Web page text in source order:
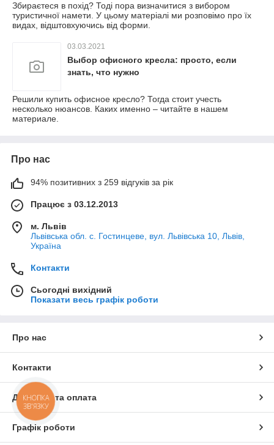
Збираєтеся в похід? Тоді пора визначитися з вибором
туристичної намети. У цьому матеріалі ми розповімо про їх
видах, відштовхуючись від форми.
03.03.2021
Выбор офисного кресла: просто, если
знать, что нужно
Решили купить офисное кресло? Тогда стоит учесть
несколько нюансов. Каких именно – читайте в нашем
материале.
Про нас
94% позитивних з 259 відгуків за рік
Працює з 03.12.2013
м. Львів
Львівська обл. с. Гостинцеве, вул. Львівська 10, Львів,
Україна
Контакти
Сьогодні вихідний
Показати весь графік роботи
Про нас
Контакти
Доставка та оплата
Графік роботи
КНОПКА
ЗВ'ЯЗКУ